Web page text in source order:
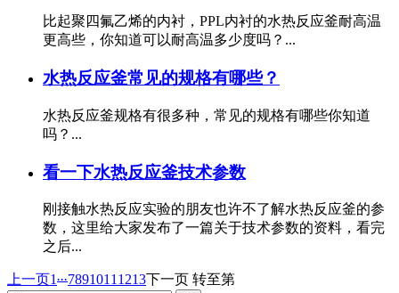
比起聚四氟乙烯的内衬，PPL内衬的水热反应釜耐高温
更高些，你知道可以耐高温多少度吗？...
水热反应釜常见的规格有哪些？
水热反应釜规格有很多种，常见的规格有哪些你知道
吗？...
看一下水热反应釜技术参数
刚接触水热反应实验的朋友也许不了解水热反应釜的参
数，这里给大家发布了一篇关于技术参数的资料，看完
之后...
上一页1...7891011 1213下一页 转至第